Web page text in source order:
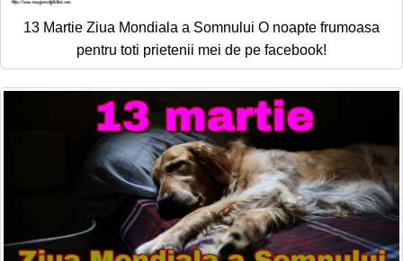
13 Martie Ziua Mondiala a Somnului O noapte frumoasa
pentru toti prietenii mei de pe facebook!